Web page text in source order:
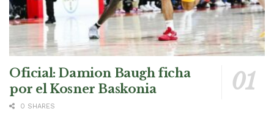
Oficial: Damion Baugh ficha
por el Kosner Baskonia
0 SHARES